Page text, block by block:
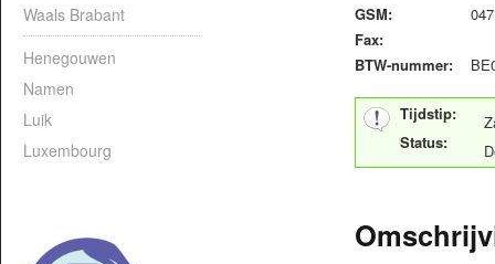
Waals Brabant
Henegouwen
Namen
Luik
Luxembourg
GSM:
Fax:
BTW-nummer:
Tijdstip:
Status: